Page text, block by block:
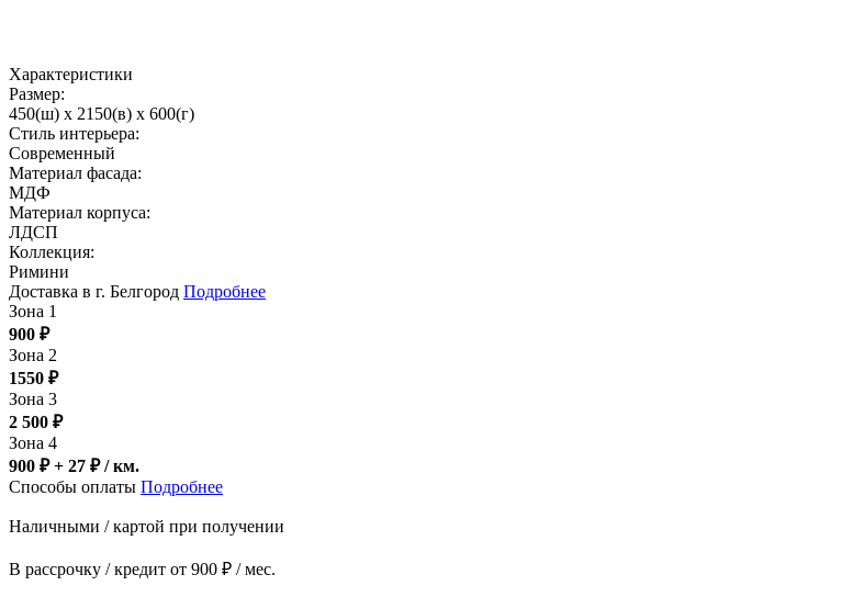
Характеристики
Размер:
450(ш) x 2150(в) x 600(г)
Стиль интерьера:
Современный
Материал фасада:
МДФ
Материал корпуса:
ЛДСП
Коллекция:
Римини
Доставка в г. Белгород Подробнее
Зона 1
900 ₽
Зона 2
1550 ₽
Зона 3
2 500 ₽
Зона 4
900 ₽ + 27 ₽/ км.
Способы оплаты Подробнее
Наличными / картой при получении
В рассрочку / кредит от 900 ₽ / мес.